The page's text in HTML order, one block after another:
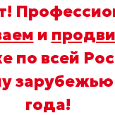
и
по всей
зарубежью
года!